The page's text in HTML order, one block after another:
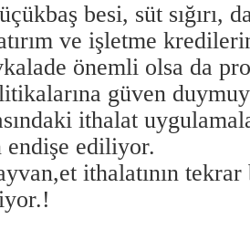
besi, süt sığırı,
ve işletme
önemli olsa da
güven
ithalat
endişe ediliyor.
ithalatının tekrar